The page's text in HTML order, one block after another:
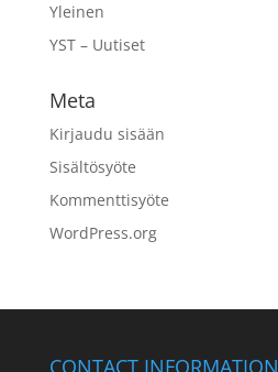
Yleinen
YST – Uutiset
Meta
Kirjaudu sisään
Sisältösyöte
Kommenttisyöte
WordPress.org
CONTACT INFORMATION